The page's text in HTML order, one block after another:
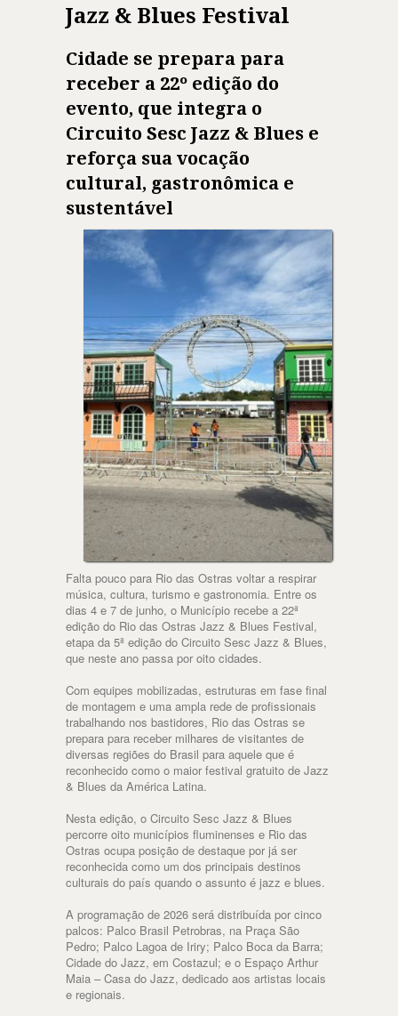
Jazz & Blues Festival
Cidade se prepara para
receber a 22º edição do
evento, que integra o
Circuito Sesc Jazz & Blues e
reforça sua vocação
cultural, gastronômica e
sustentável
Falta pouco para Rio das Ostras voltar a respirar
música, cultura, turismo e gastronomia. Entre os
dias 4 e 7 de junho, o Município recebe a 22ª
edição do Rio das Ostras Jazz & Blues Festival,
etapa da 5ª edição do Circuito Sesc Jazz & Blues,
que neste ano passa por oito cidades.
Com equipes mobilizadas, estruturas em fase final
de montagem e uma ampla rede de profissionais
trabalhando nos bastidores, Rio das Ostras se
prepara para receber milhares de visitantes de
diversas regiões do Brasil para aquele que é
reconhecido como o maior festival gratuito de Jazz
& Blues da América Latina.
Nesta edição, o Circuito Sesc Jazz & Blues
percorre oito municípios fluminenses e Rio das
Ostras ocupa posição de destaque por já ser
reconhecida como um dos principais destinos
culturais do país quando o assunto é jazz e blues.
A programação de 2026 será distribuída por cinco
palcos: Palco Brasil Petrobras, na Praça São
Pedro; Palco Lagoa de Iriry; Palco Boca da Barra;
Cidade do Jazz, em Costazul; e o Espaço Arthur
Maia – Casa do Jazz, dedicado aos artistas locais
e regionais.